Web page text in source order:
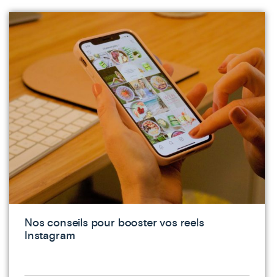
Nos conseils pour booster vos reels
Instagram